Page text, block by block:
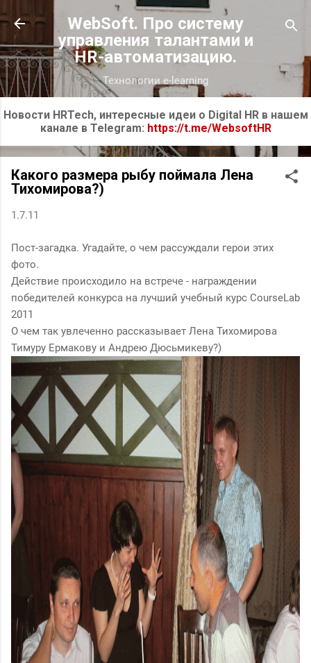
К основному контенту
WebSoft. Про систему
управления талантами и
HR-автоматизацию.
Технологии e-learning
Новости HRTech, интересные идеи о Digital HR в нашем
канале в Telegram: https://t.me/WebsoftHR
Какого размера рыбу поймала Лена
Тихомирова?)
1.7.11
Пост-загадка. Угадайте, о чем рассуждали герои этих
фото.
Действие происходило на встрече - награждении
победителей конкурса на лучший учебный курс CourseLab
2011
О чем так увлеченно рассказывает Лена Тихомирова
Тимуру Ермакову и Андрею Дюсьмикеву?)